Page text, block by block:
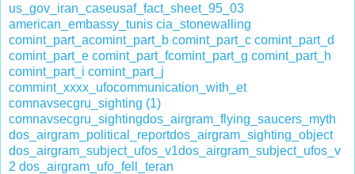
us_gov_iran_caseusaf_fact_sheet_95_03
american_embassy_tunis cia_stonewalling
comint_part_acomint_part_b comint_part_c comint_part_d
comint_part_e comint_part_fcomint_part_g comint_part_h
comint_part_i comint_part_j
commint_xxxx_ufocommunication_with_et
comnavsecgru_sighting (1)
comnavsecgru_sightingdos_airgram_flying_saucers_myth
dos_airgram_political_reportdos_airgram_sighting_object
dos_airgram_subject_ufos_v1dos_airgram_subject_ufos_v
2 dos_airgram_ufo_fell_teran